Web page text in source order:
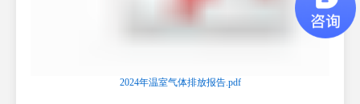
2024年温室气体排放报告.pdf